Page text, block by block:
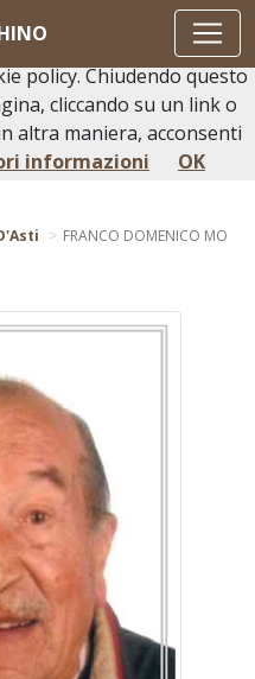
FRANCO DOMENICO MO
da questo utilizzati si
al funzionamento ed utili
policy. Chiudendo questo
cliccando su un link o
altra maniera, acconsenti
informazioni OK